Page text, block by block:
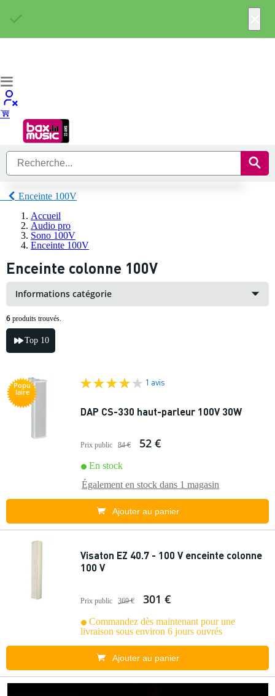
Enceinte 100V
Accueil
Audio pro
Sono 100V
Enceinte 100V
Enceinte colonne 100V
Informations catégorie
6 produits trouvés.
Top 10
Popu
laire
1 avis
DAP CS-330 haut-parleur 100V 30W
Prix public 84 € 52 €
En stock
Également en stock dans 1 magasin
Ajouter au panier
Visaton EZ 40.7 - 100 V enceinte colonne
100 V
Prix public 369 € 301 €
Commandez dès maintenant pour une
livraison sous environ 6 jours ouvrés
Ajouter au panier